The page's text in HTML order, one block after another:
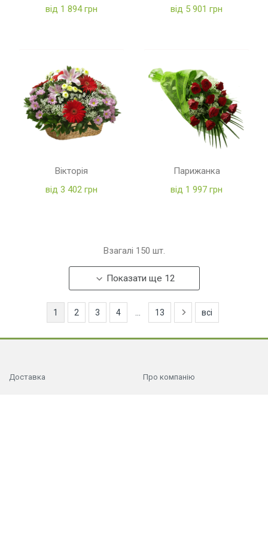
від 1 894 грн
від 5 901 грн
Вікторія
від 3 402 грн
Парижанка
від 1 997 грн
Взагалі 150 шт.
Показати ще 12
1 2 3 4 13 всі
Доставка Про компанію